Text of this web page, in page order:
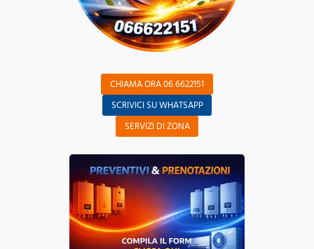
CHIAMA ORA 06 6622151
SCRIVICI SU WHATSAPP
SERVIZI DI ZONA